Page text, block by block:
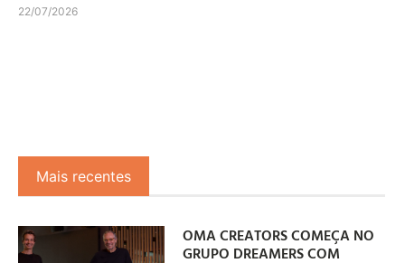
22/07/2026
Mais recentes
OMA CREATORS COMEÇA NO
GRUPO DREAMERS COM